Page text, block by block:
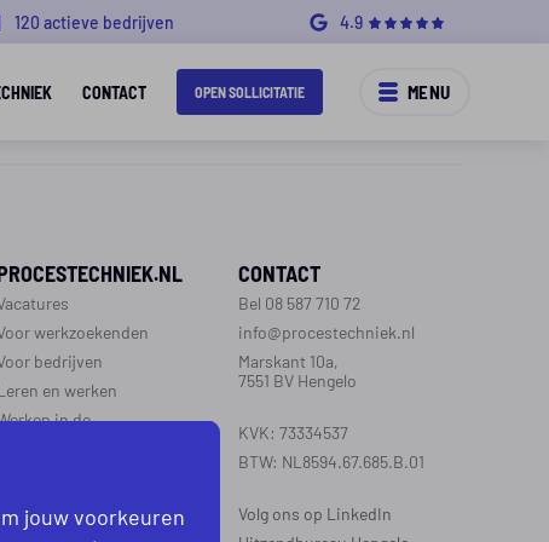
120 actieve bedrijven 4.9
CONTACT OPEN SOLLICITATIE MENU
werkzoekenden
bedrijven
en werken
in de
CONTACT
Bel 08 587 710 72
info@procestechniek.nl
Marskant 10a,
7551 BV Hengelo
KVK: 73334537
BTW: NL8594.67.685.B.01
Volg ons op LinkedIn
jouw voorkeuren